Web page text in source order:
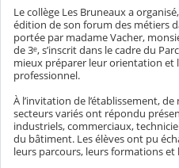
Le collège Les Bruneaux a
édition de son forum des métiers
portée par madame Vacher,
de 3ᵉ, s’inscrit dans le cadre du
mieux préparer leur orientation et
professionnel.
À l’invitation de l’établissement,
secteurs variés ont répondu
industriels, commerciaux,
du bâtiment. Les élèves ont pu
leurs parcours, leurs formations et